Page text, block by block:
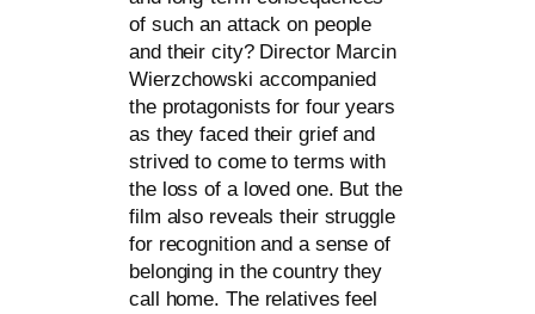
of such an attack on peo­p­le
and their city? Director Marcin
Wierzchowski accom­pa­nied
the prot­ago­nists for four years
as they faced their grief and
stri­ved to come to terms with
the loss of a loved one. But the
film also reve­als their strugg­le
for reco­gni­ti­on and a sen­se of
belon­ging in the coun­try they
call home. The rela­ti­ves feel